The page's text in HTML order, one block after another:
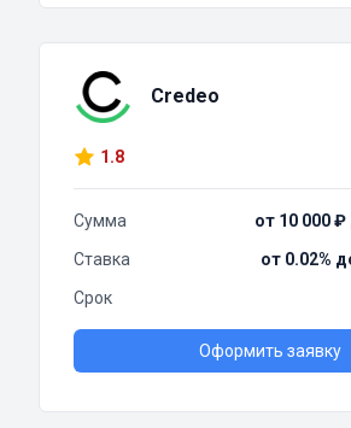
Credeo
1.8
Сумма
от 10 000
Ставка
от 0.02%
Срок
Оформить заявку